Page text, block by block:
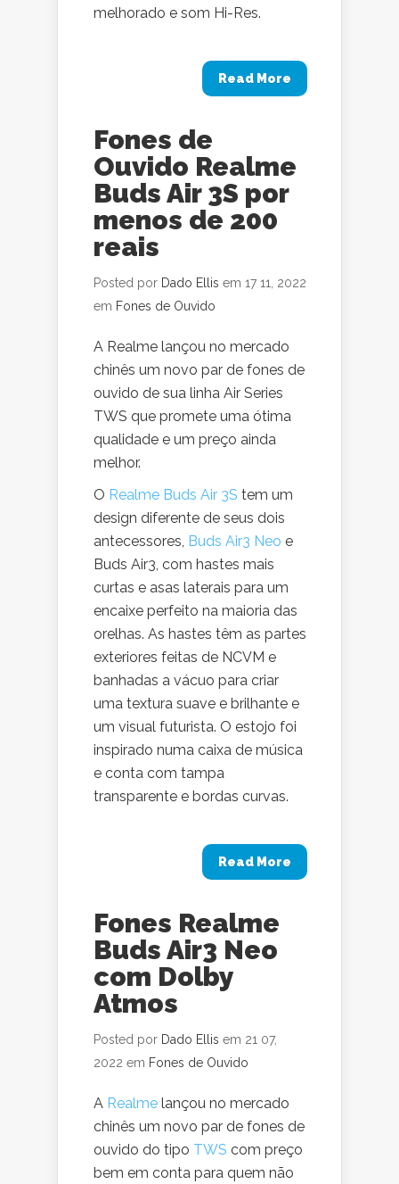
melhorado e som Hi-Res.
Read More
Fones de
Ouvido Realme
Buds Air 3S por
menos de 200
reais
Posted por Dado Ellis em 17 11, 2022
em Fones de Ouvido
A Realme lançou no mercado
chinês um novo par de fones de
ouvido de sua linha Air Series
TWS que promete uma ótima
qualidade e um preço ainda
melhor.
O Realme Buds Air 3S tem um
design diferente de seus dois
antecessores, Buds Air3 Neo e
Buds Air3, com hastes mais
curtas e asas laterais para um
encaixe perfeito na maioria das
orelhas. As hastes têm as partes
exteriores feitas de NCVM e
banhadas a vácuo para criar
uma textura suave e brilhante e
um visual futurista. O estojo foi
inspirado numa caixa de música
e conta com tampa
transparente e bordas curvas.
Read More
Fones Realme
Buds Air3 Neo
com Dolby
Atmos
Posted por Dado Ellis em 21 07,
2022 em Fones de Ouvido
A Realme lançou no mercado
chinês um novo par de fones de
ouvido do tipo TWS com preço
bem em conta para quem não